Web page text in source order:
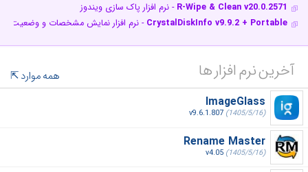
R-Wipe & Clean v20.0.2571 - نرم افزار پاک سازی ویندوز
CrystalDiskInfo v9.9.2 + Portable - نرم افزار نمایش مشخصات و وضعیت
آخرین نرم افزار ها
همه موارد
ImageGlass
v9.6.1.807 (1405/5/16)
Rename Master
v4.05 (1405/5/16)